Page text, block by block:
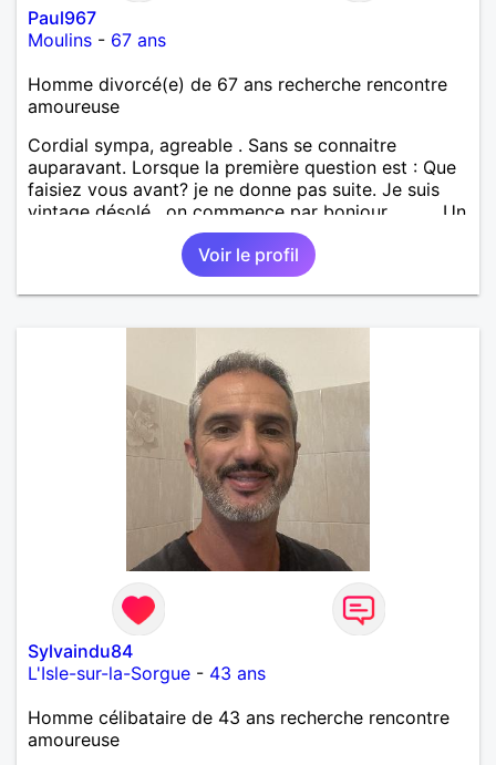
Paul967
Moulins - 67 ans
Homme divorcé(e) de 67 ans recherche rencontre
amoureuse
Cordial sympa, agreable . Sans se connaitre
auparavant. Lorsque la première question est : Que
faisiez vous avant? je ne donne pas suite. Je suis
vintage désolé , on commence par bonjour .......... Un
minimum ...... Je ne suis pas docteur , banquier,
psycholoque , philantrope, mécène.
Voir le profil
Sylvaindu84
L'Isle-sur-la-Sorgue - 43 ans
Homme célibataire de 43 ans recherche rencontre
amoureuse